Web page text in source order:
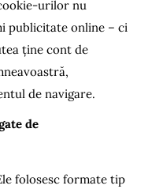
urilor nu
publicitate online – ci
ţine cont de
de navigare.
de
folosesc formate tip